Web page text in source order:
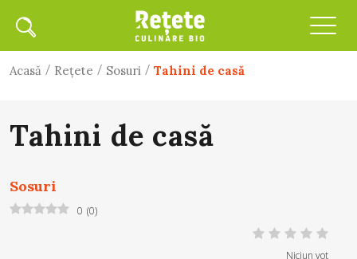
Acasă / Rețete / Sosuri / Tahini de casă
Tahini de casă
Sosuri
0 (0)
Niciun vot